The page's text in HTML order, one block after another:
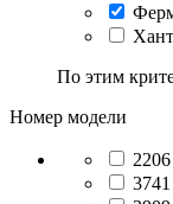
По этим
Номер модели
2206
3741